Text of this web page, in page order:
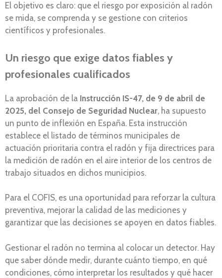
El objetivo es claro: que el riesgo por exposición al radón
se mida, se comprenda y se gestione con criterios
científicos y profesionales.
Un riesgo que exige datos fiables y
profesionales cualificados
La aprobación de la Instrucción IS-47, de 9 de abril de
2025, del Consejo de Seguridad Nuclear, ha supuesto
un punto de inflexión en España. Esta instrucción
establece el listado de términos municipales de
actuación prioritaria contra el radón y fija directrices para
la medición de radón en el aire interior de los centros de
trabajo situados en dichos municipios.
Para el COFIS, es una oportunidad para reforzar la cultura
preventiva, mejorar la calidad de las mediciones y
garantizar que las decisiones se apoyen en datos fiables.
Gestionar el radón no termina al colocar un detector. Hay
que saber dónde medir, durante cuánto tiempo, en qué
condiciones, cómo interpretar los resultados y qué hacer